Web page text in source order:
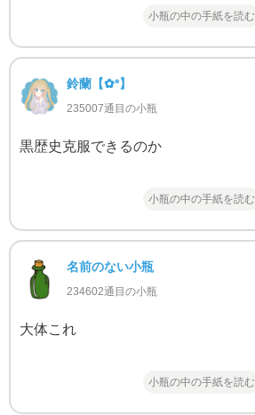
小瓶の中の手紙を読む
鈴蘭‬【✿*】
235007通目の小瓶
黒歴史克服できるのか
小瓶の中の手紙を読む
名前のない小瓶
234602通目の小瓶
大体これ
小瓶の中の手紙を読む